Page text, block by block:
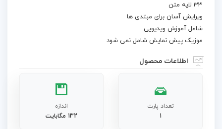
33 لایه متن
ویرایش آسان برای مبتدی ها
شامل آموزش ویدیویی
موزیک پیش نمایش شامل نمی شود
اطلاعات محصول
تعداد پارت
1
اندازه
132 مگابایت